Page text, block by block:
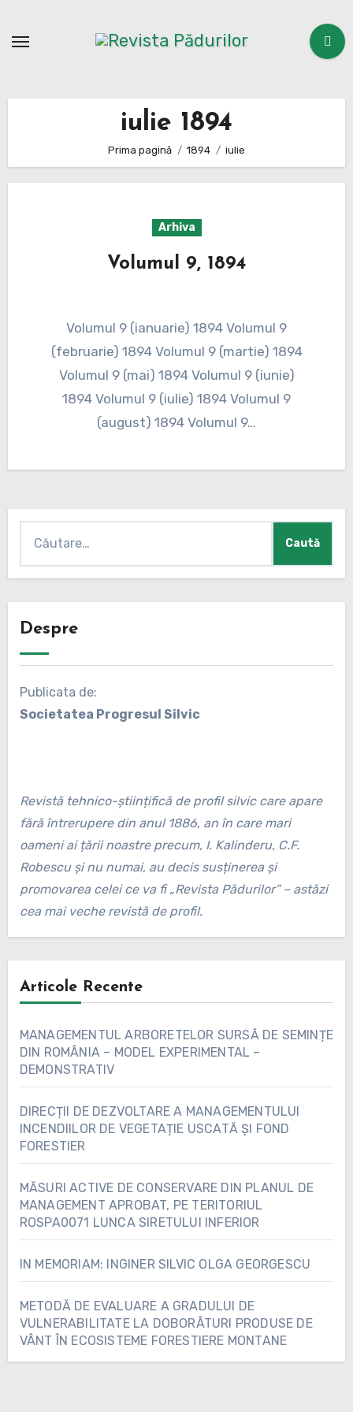
iulie 1894
Prima pagină 1894 iulie
Arhiva
Volumul 9, 1894
Volumul 9 (ianuarie) 1894 Volumul 9
(februarie) 1894 Volumul 9 (martie) 1894
Volumul 9 (mai) 1894 Volumul 9 (iunie)
1894 Volumul 9 (iulie) 1894 Volumul 9
(august) 1894 Volumul 9…
după:
Despre
Publicata de:
Societatea Progresul Silvic
Revistă tehnico-științifică de profil silvic care apare
fără întrerupere din anul 1886, an în care mari
oameni ai țării noastre precum, I. Kalinderu, C.F.
Robescu și nu numai, au decis susținerea și
promovarea celei ce va fi „Revista Pădurilor” – astăzi
cea mai veche revistă de profil.
Articole Recente
MANAGEMENTUL ARBORETELOR SURSĂ DE SEMINȚE
DIN ROMÂNIA – MODEL EXPERIMENTAL –
DEMONSTRATIV
DIRECȚII DE DEZVOLTARE A MANAGEMENTULUI
INCENDIILOR DE VEGETAȚIE USCATĂ ȘI FOND
FORESTIER
MĂSURI ACTIVE DE CONSERVARE DIN PLANUL DE
MANAGEMENT APROBAT, PE TERITORIUL
ROSPA0071 LUNCA SIRETULUI INFERIOR
IN MEMORIAM: INGINER SILVIC OLGA GEORGESCU
METODĂ DE EVALUARE A GRADULUI DE
VULNERABILITATE LA DOBORÂTURI PRODUSE DE
VÂNT ÎN ECOSISTEME FORESTIERE MONTANE